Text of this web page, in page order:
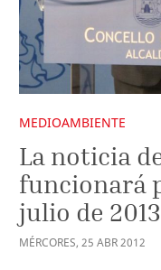
MEDIOAMBIENTE
La noticia
funcionará
julio de 2013
MÉRCORES, 25 ABR2012